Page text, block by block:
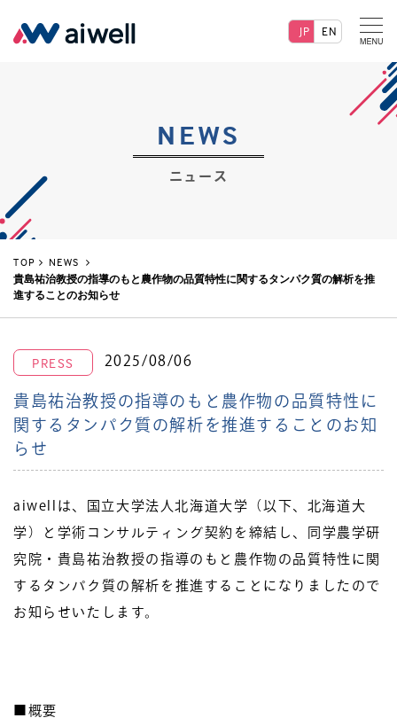
JP EN
NEWS
ニュース
TOP
NEWS
貴島祐治教授の指導のもと農作物の品質特性に関するタンパク質の解析を推
進することのお知らせ
PRESS 2025/08/06
貴島祐治教授の指導のもと農作物の品質特性に
関するタンパク質の解析を推進することのお知
らせ
aiwellは、国立大学法人北海道大学（以下、北海道大
学）と学術コンサルティング契約を締結し、同学農学研
究院・貴島祐治教授の指導のもと農作物の品質特性に関
するタンパク質の解析を推進することになりましたので
お知らせいたします。
■概要